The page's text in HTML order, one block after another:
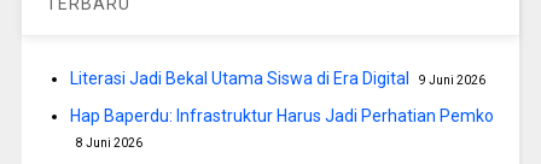
Literasi Jadi Bekal Utama Siswa di Era Digital 9 Juni 2026
Hap Baperdu: Infrastruktur Harus Jadi Perhatian Pemko
8 Juni 2026